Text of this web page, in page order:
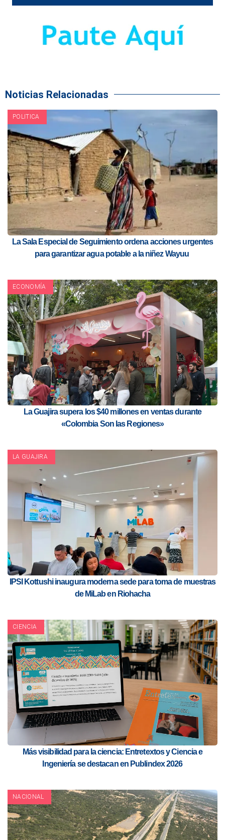
Noticias Relacionadas
POLITICA
La Sala Especial de Seguimiento ordena acciones urgentes
para garantizar agua potable a la niñez Wayuu
ECONOMÍA
La Guajira supera los $40 millones en ventas durante
«Colombia Son las Regiones»
LA GUAJIRA
IPSI Kottushi inaugura moderna sede para toma de muestras
de MiLab en Riohacha
CIENCIA
Más visibilidad para la ciencia: Entretextos y Ciencia e
Ingeniería se destacan en Publindex 2026
NACIONAL